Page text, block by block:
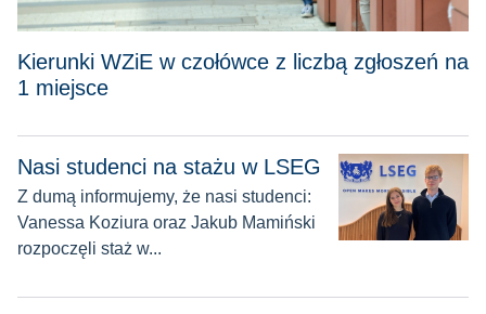
Kierunki WZiE w czołówce z liczbą zgłoszeń na
1 miejsce
Nasi studenci na stażu w LSEG
Nasi studenci na stażu w LSEG
Z dumą informujemy, że nasi studenci:
Vanessa Koziura oraz Jakub Mamiński
rozpoczęli staż w...